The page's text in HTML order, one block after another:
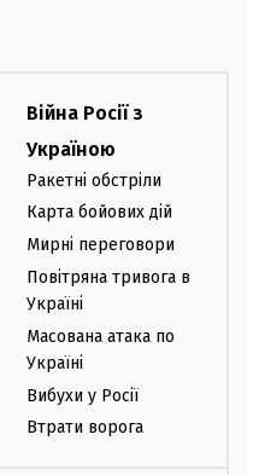
Війна Росії з
Україною
Ракетні обстріли
Карта бойових дій
Мирні переговори
Повітряна тривога в
Україні
Масована атака по
Україні
Вибухи у Росії
Втрати ворога